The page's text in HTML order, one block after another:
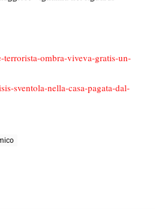
ombra-viveva-gratis-un-
sventola-nella-casa-pagata-dal-